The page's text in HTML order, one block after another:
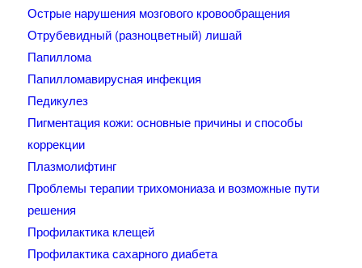
Острые нарушения мозгового кровообращения
Отрубевидный (разноцветный) лишай
Папиллома
Папилломавирусная инфекция
Педикулез
Пигментация кожи: основные причины и способы
коррекции
Плазмолифтинг
Проблемы терапии трихомониаза и возможные пути
решения
Профилактика клещей
Профилактика сахарного диабета